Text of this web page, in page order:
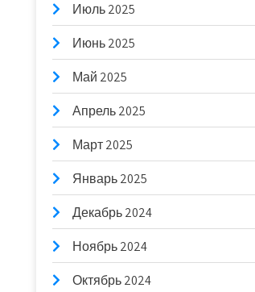
Июль 2025
Июнь 2025
Май 2025
Апрель 2025
Март 2025
Январь 2025
Декабрь 2024
Ноябрь 2024
Октябрь 2024